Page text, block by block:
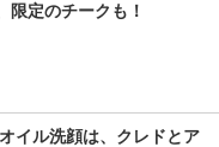
限定のチークも！
イル洗顔は、クレドとア